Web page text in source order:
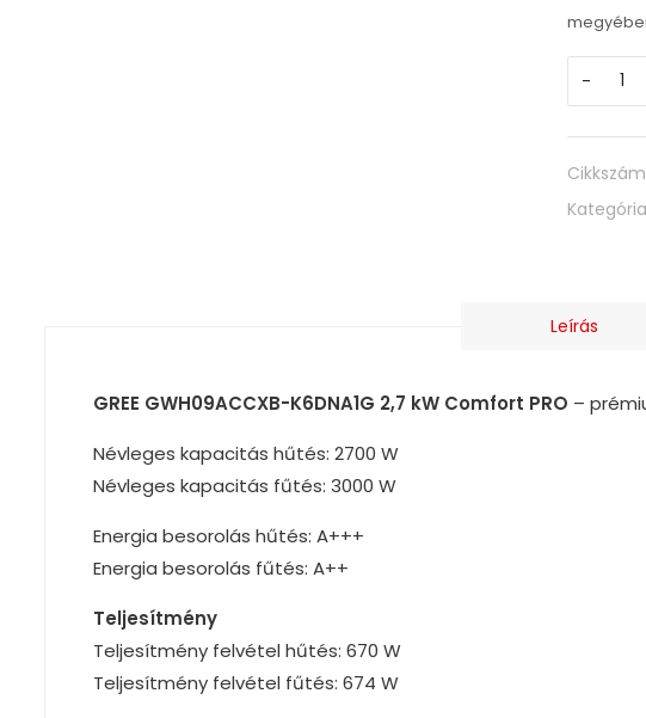
-
Leírás
GREE GWH09ACCXB-K6DNA1G 2,7 kW Comfort PRO –
Névleges kapacitás hűtés: 2700 W
Névleges kapacitás fűtés: 3000 W
Energia besorolás hűtés: A+++
Energia besorolás fűtés: A++
Teljesítmény
Teljesítmény felvétel hűtés: 670 W
Teljesítmény felvétel fűtés: 674 W